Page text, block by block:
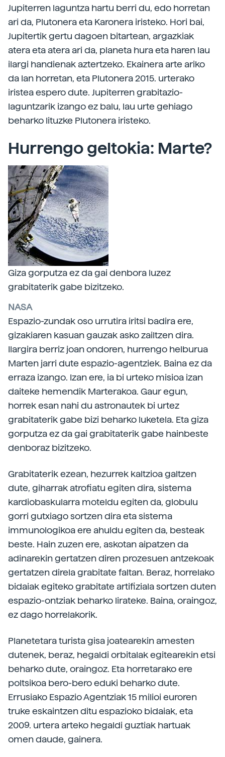
Jupiterren laguntza hartu berri du, edo horretan
ari da, Plutonera eta Karonera iristeko. Hori bai,
Jupitertik gertu dagoen bitartean, argazkiak
atera eta atera ari da, planeta hura eta haren lau
ilargi handienak aztertzeko. Ekainera arte ariko
da lan horretan, eta Plutonera 2015. urterako
iristea espero dute. Jupiterren grabitazio-
laguntzarik izango ez balu, lau urte gehiago
beharko lituzke Plutonera iristeko.
Hurrengo geltokia: Marte?
Giza gorputza ez da gai denbora luzez
grabitaterik gabe bizitzeko.
NASA
Espazio-zundak oso urrutira iritsi badira ere,
gizakiaren kasuan gauzak asko zailtzen dira.
Ilargira berriz joan ondoren, hurrengo helburua
Marten jarri dute espazio-agentziek. Baina ez da
erraza izango. Izan ere, ia bi urteko misioa izan
daiteke hemendik Marterakoa. Gaur egun,
horrek esan nahi du astronautek bi urtez
grabitaterik gabe bizi beharko luketela. Eta giza
gorputza ez da gai grabitaterik gabe hainbeste
denboraz bizitzeko.
Grabitaterik ezean, hezurrek kaltzioa galtzen
dute, giharrak atrofiatu egiten dira, sistema
kardiobaskularra moteldu egiten da, globulu
gorri gutxiago sortzen dira eta sistema
immunologikoa ere ahuldu egiten da, besteak
beste. Hain zuzen ere, askotan aipatzen da
adinarekin gertatzen diren prozesuen antzekoak
gertatzen direla grabitate faltan. Beraz, horrelako
bidaiak egiteko grabitate artifiziala sortzen duten
espazio-ontziak beharko lirateke. Baina, oraingoz,
ez dago horrelakorik.
Planetetara turista gisa joatearekin amesten
dutenek, beraz, hegaldi orbitalak egitearekin etsi
beharko dute, oraingoz. Eta horretarako ere
poltsikoa bero-bero eduki beharko dute.
Errusiako Espazio Agentziak 15 milioi euroren
truke eskaintzen ditu espazioko bidaiak, eta
2009. urtera arteko hegaldi guztiak hartuak
omen daude, gainera.